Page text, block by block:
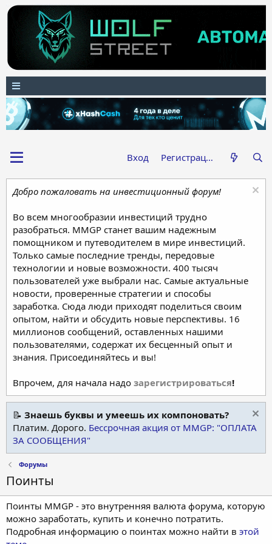
Вход Регистрация
Добро пожаловать на инвестиционный форум!
Во всем многообразии инвестиций трудно
разобраться. MMGP станет вашим надежным
помощником и путеводителем в мире инвестиций.
Только самые последние тренды, передовые
технологии и новые возможности. 400 тысяч
пользователей уже выбрали нас. Самые актуальные
новости, проверенные стратегии и способы
заработка. Сюда люди приходят поделиться своим
опытом, найти и обсудить новые перспективы. 16
миллионов сообщений, оставленных нашими
пользователями, содержат их бесценный опыт и
знания. Присоединяйтесь и вы!
Впрочем, для начала надо зарегистрироваться!
📝 Знаешь буквы и умеешь их компоновать?
Платим. Дорого. Бессрочная акция от MMGP: "ОПЛАТА
ЗА СООБЩЕНИЯ"
Форумы
Поинты
Поинты MMGP - это внутренняя валюта форума, которую
можно заработать, купить и конечно потратить.
Подробная информацию о поинтах можно найти в этой